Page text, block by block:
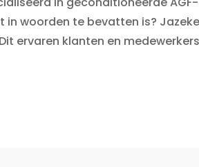
in woorden te bevatten is?
ervaren klanten en